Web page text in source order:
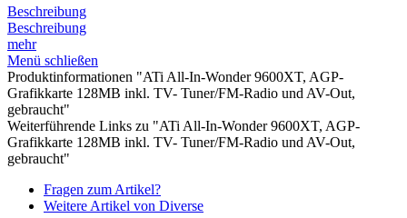
Beschreibung
Beschreibung
mehr
Menü schließen
Produktinformationen "ATi All-In-Wonder 9600XT, AGP-
Grafikkarte 128MB inkl. TV- Tuner/FM-Radio und AV-Out,
gebraucht"
Weiterführende Links zu "ATi All-In-Wonder 9600XT, AGP-
Grafikkarte 128MB inkl. TV- Tuner/FM-Radio und AV-Out,
gebraucht"
Fragen zum Artikel?
Weitere Artikel von Diverse